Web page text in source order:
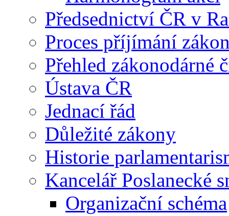
Předsednictví ČR v
Proces příjímání
Přehled zákonodárné
Ústava ČR
Jednací řád
Důležité zákony
Historie
Kancelář Poslanecké
Organizační schéma